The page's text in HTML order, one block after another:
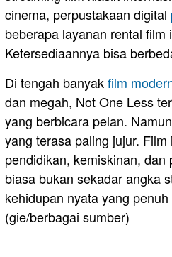
cinema, perpustakaan digital
beberapa layanan rental film
Ketersediaannya bisa
Di tengah banyakfilm
dan megah, Not One Less
yang berbicara pelan.
yang terasa paling jujur.
pendidikan, kemiskinan, dan
biasa bukan sekadar angka
kehidupan nyata yang
(gie/berbagai sumber)